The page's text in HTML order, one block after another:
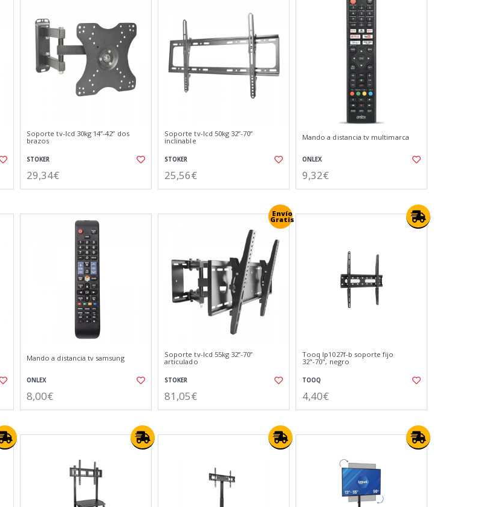
Soporte tv-lcd 30kg 14”-42” dos
brazos
STOKER
29,34€
Soporte tv-lcd 50kg 32”-70”
inclinable
STOKER
25,56€
Mando a distancia tv multimarca
ONLEX
9,32€
Mando a distancia tv samsung
ONLEX
8,00€
Envío
Gratis
Soporte tv-lcd 55kg 32”-70”
articulado
STOKER
81,05€
Tooq lp1027f-b soporte fijo
32"-70", negro
TOOQ
4,40€